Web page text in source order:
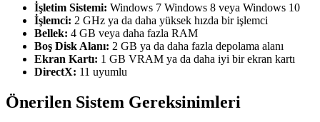
İşletim Sistemi: Windows 7 Windows 8 veya Windows 10
İşlemci: 2 GHz ya da daha yüksek hızda bir işlemci
Bellek: 4 GB veya daha fazla RAM
Boş Disk Alanı: 2 GB ya da daha fazla depolama alanı
Ekran Kartı: 1 GB VRAM ya da daha iyi bir ekran kartı
DirectX: 11 uyumlu
Önerilen Sistem Gereksinimleri